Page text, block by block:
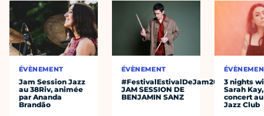
ÉVÈNEMENT
Jam Session Jazz
au 38Riv, animée
par Ananda
Brandão
ÉVÈNEMENT
#FestivalEstivalDeJam2026
JAM SESSION DE
BENJAMIN SANZ
3 nights
Sarah
concert
Jazz Club